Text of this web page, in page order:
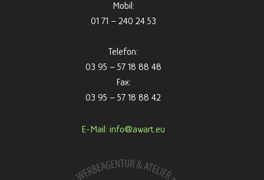
Mobil:
01 71 – 240 24 53
Telefon:
03 95 – 57 18 88 48
Fax:
03 95 – 57 18 88 42
E-Mail: info@awart.eu